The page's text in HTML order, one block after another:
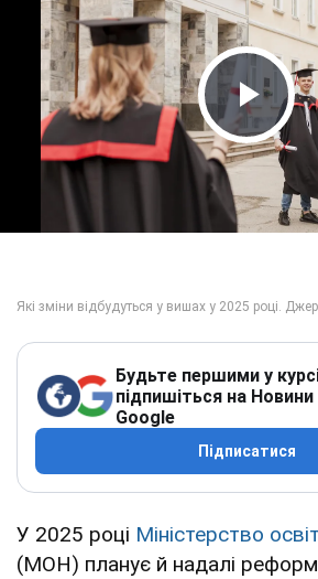
Play
Будьте першими у
підпишіться на Новини
Google
Підписатися
У 2025 році Міністерство
(МОН) планує й надалі